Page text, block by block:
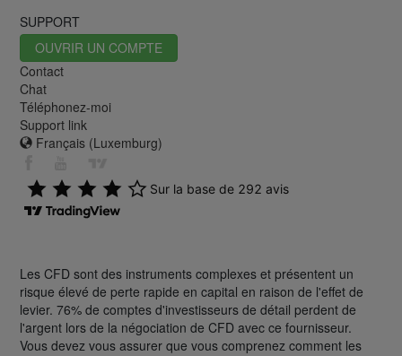
SUPPORT
OUVRIR UN COMPTE
Contact
Chat
Téléphonez-moi
Support link
Français (Luxemburg)
Les CFD sont des instruments complexes et présentent un
risque élevé de perte rapide en capital en raison de l'effet de
levier. 76% de comptes d'investisseurs de détail perdent de
l'argent lors de la négociation de CFD avec ce fournisseur.
Vous devez vous assurer que vous comprenez comment les